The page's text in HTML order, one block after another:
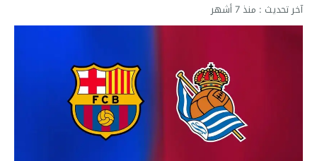
آخر تحديث : منذ 7 أشهر